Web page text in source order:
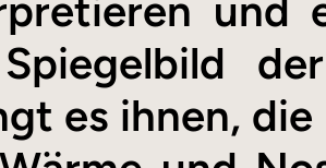
und
es ihnen,